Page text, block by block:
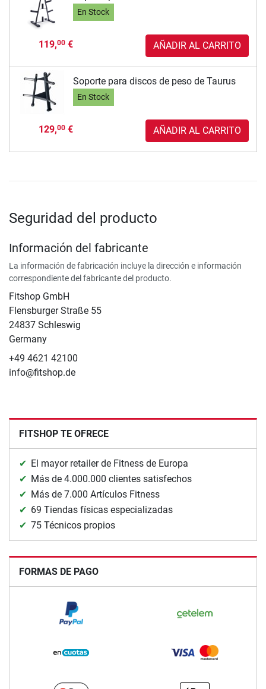
En Stock
119,00€ AÑADIR AL CARRITO
Soporte para discos de peso de Taurus
En Stock
129,00€ AÑADIR AL CARRITO
Seguridad del producto
Información del fabricante
La información de fabricación incluye la dirección e información
correspondiente del fabricante del producto.
Fitshop GmbH
Flensburger Straße 55
24837 Schleswig
Germany
+49 4621 42100
info@fitshop.de
FITSHOP TE OFRECE
El mayor retailer de Fitness de Europa
Más de 4.000.000 clientes satisfechos
Más de 7.000 Artículos Fitness
69 Tiendas físicas especializadas
75 Técnicos propios
FORMAS DE PAGO